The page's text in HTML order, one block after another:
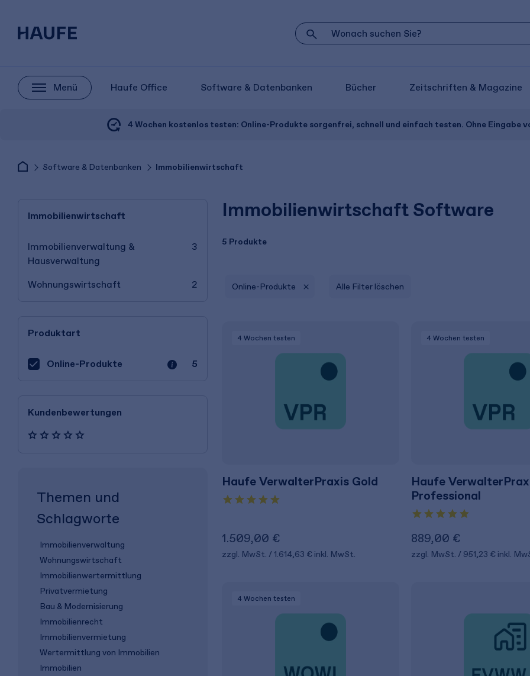
Menü Haufe Office Software & Datenbanken Bücher Zeitschriften & Magazine
4 Wochen kostenlos testen: Online-Produkte sorgenfrei, schnell und einfach testen. Ohne Eingabe
Software & Datenbanken Immobilienwirtschaft
Immobilienwirtschaft Software
5 Produkte
Immobilienwirtschaft
Immobilienverwaltung &
Hausverwaltung
3
Wohnungswirtschaft 2
Produktart
Online-Produkte 5
Kundenbewertungen
Online-Produkte Alle Filter löschen
4 Wochen testen
Haufe VerwalterPraxis Gold
1.509,00 €
zzgl. MwSt. 1.614,63 € inkl. MwSt.
4 Wochen testen
Haufe
Professional
889,00 €
zzgl. MwSt. 951,23 € inkl.
4 Wochen testen
Themen und
Schlagworte
Immobilienverwaltung
Wohnungswirtschaft
Immobilienwertermittlung
Privatvermietung
Bau & Modernisierung
Immobilienrecht
Immobilienvermietung
Wertermittlung von Immobilien
Immobilien